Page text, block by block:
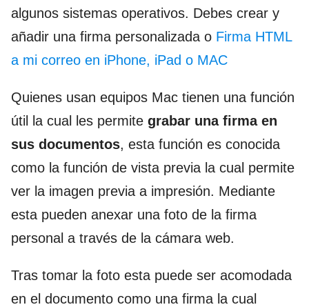
algunos sistemas operativos. Debes crear y
añadir una firma personalizada o Firma HTML
a mi correo en iPhone, iPad o MAC
Quienes usan equipos Mac tienen una función
útil la cual les permite grabar una firma en
sus documentos, esta función es conocida
como la función de vista previa la cual permite
ver la imagen previa a impresión. Mediante
esta pueden anexar una foto de la firma
personal a través de la cámara web.
Tras tomar la foto esta puede ser acomodada
en el documento como una firma la cual